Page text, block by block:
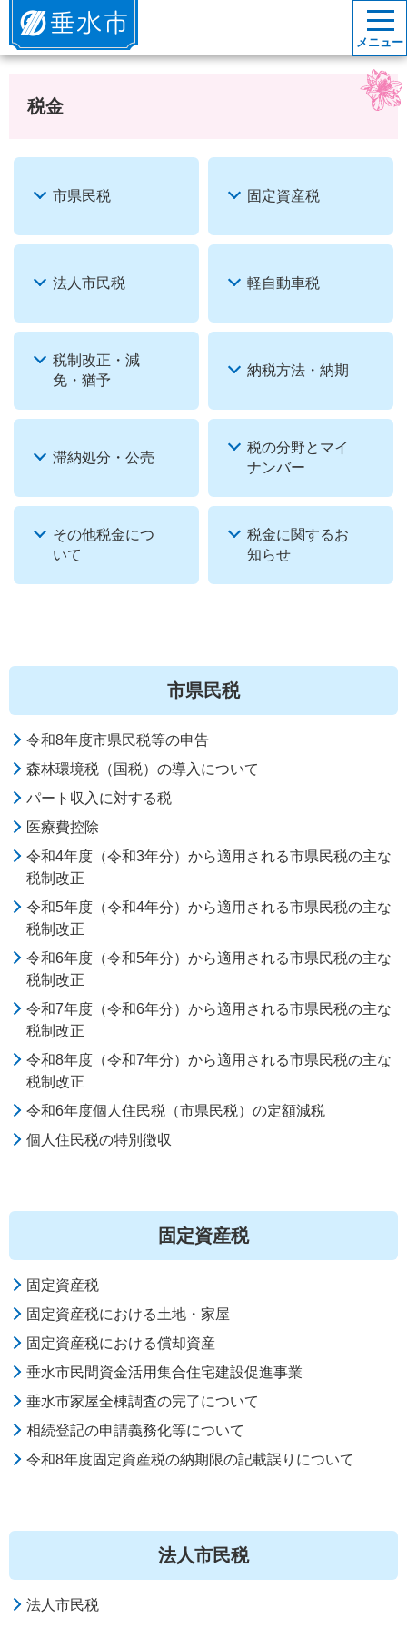
垂水市
メニュー
税金
市県民税 固定資産税
法人市民税 軽自動車税
税制改正・減
免・猶予
納税方法・納期
滞納処分・公売
税の分野とマイ
ナンバー
その他税金につ
いて
税金に関するお
知らせ
市県民税
令和8年度市県民税等の申告
森林環境税（国税）の導入について
パート収入に対する税
医療費控除
令和4年度（令和3年分）から適用される市県民税の主な
税制改正
令和5年度（令和4年分）から適用される市県民税の主な
税制改正
令和6年度（令和5年分）から適用される市県民税の主な
税制改正
令和7年度（令和6年分）から適用される市県民税の主な
税制改正
令和8年度（令和7年分）から適用される市県民税の主な
税制改正
令和6年度個人住民税（市県民税）の定額減税
個人住民税の特別徴収
固定資産税
固定資産税
固定資産税における土地・家屋
固定資産税における償却資産
垂水市民間資金活用集合住宅建設促進事業
垂水市家屋全棟調査の完了について
相続登記の申請義務化等について
令和8年度固定資産税の納期限の記載誤りについて
法人市民税
法人市民税